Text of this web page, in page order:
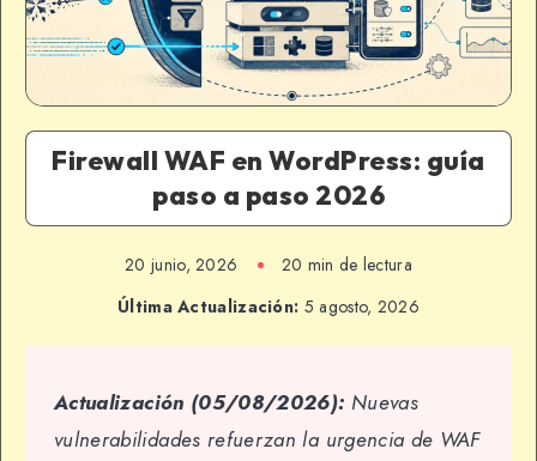
Firewall WAF en WordPress: guía
paso a paso 2026
20 junio, 2026
20 min de lectura
Última Actualización: 5 agosto, 2026
Actualización (05/08/2026): Nuevas
vulnerabilidades refuerzan la urgencia de WAF